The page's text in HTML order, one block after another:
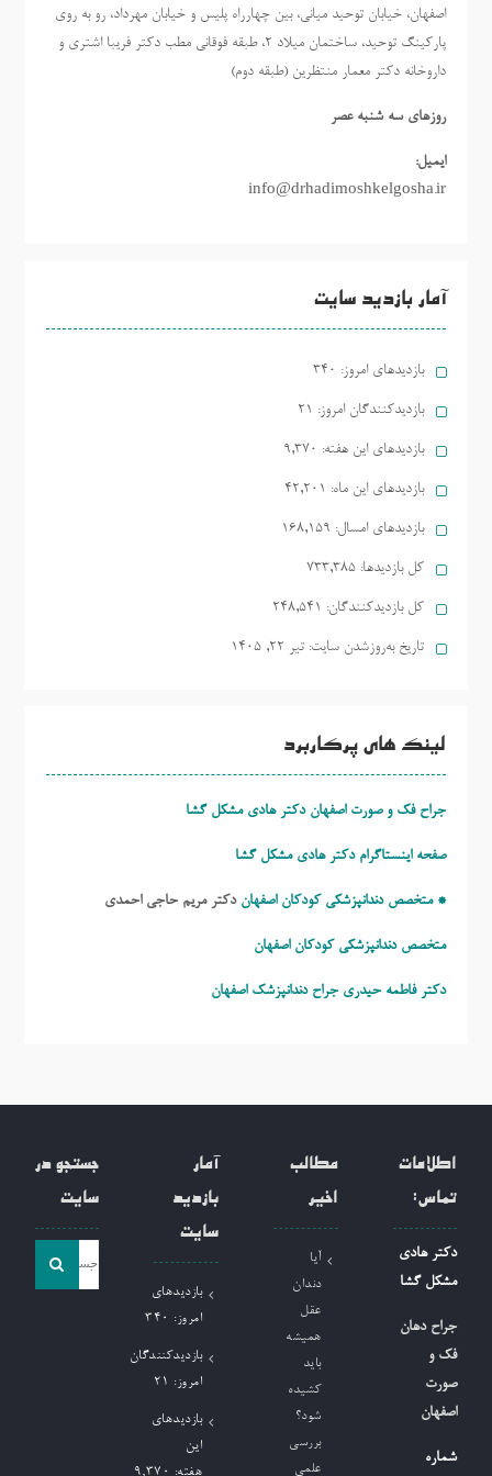
اصفهان، خیابان توحید میانی، بین چهارراه پلیس و خیابان مهرداد، رو به روی
پارکینگ توحید، ساختمان میلاد ٢، طبقه فوقانی مطب دکتر فریبا اشتری و
داروخانه دکتر معمار منتظرین (طبقه دوم)
روزهاي سه شنبه عصر
ایمیل:
info@drhadimoshkelgosha.ir
آمار بازدید سایت
بازدیدهای امروز: 340
بازدیدکنندگان امروز: 21
بازدیدهای این هفته: 9,370
بازدیدهای این ماه: 42,201
بازدیدهای امسال: 168,159
کل بازدیدها: 733,385
کل بازدیدکنند‌گان: 248,541
تاریخ به‌روزشدن سایت: تیر ۲۲, ۱۴۰۵
لینک های پرکاربرد
جراح فک و صورت اصفهان دکتر هادی مشکل گشا
صفحه اینستاگرام دکتر هادی مشکل گشا
* متخصص دندانپزشکی کودکان اصفهان دکتر مریم حاجی احمدی
متخصص دندانپزشکی کودکان اصفهان
دکتر فاطمه حیدری جراح دندانپزشک اصفهان
اطلاعات
تماس:
دکتر هادی
مشکل گشا
جراح دهان
فک و
صورت
اصفهان
شماره
مطالب
اخیر
آیا
دندان
عقل
همیشه
باید
کشیده
شود؟
بررسی
علمی
آمار
بازدید
سایت
بازدیدهای
امروز: 340
بازدیدکنندگان
امروز: 21
بازدیدهای
این
هفته: 9,370
جستجو در
سایت